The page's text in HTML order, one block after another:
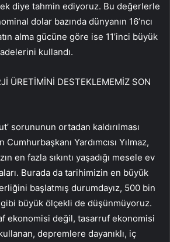
diye tahmin ediyoruz. Bu değerlerle
dolar bazında dünyanın 16’ncı
alma gücüne göre ise 11’inci büyük
kullandı.
ÜRETİMİNİ DESTEKLEMEMİZ SON
sorununun ortadan kaldırılması
Yardımcısı Yılmaz,
en fazla sıkıntı yaşadığı mesele ev
Burada da tarihimizin en büyük
başlatmış durumdayız, 500 bin
büyük ölçekli de düşünmüyoruz.
ekonomisi değil, tasarruf ekonomisi
depremlere dayanıklı, iç